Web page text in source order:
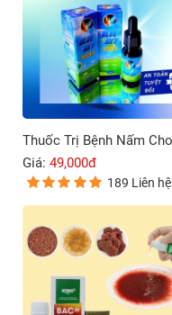
Giá: 49,000đ
189 Liên hệ